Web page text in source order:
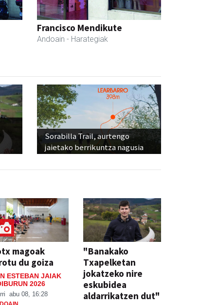
Francisco Mendikute
Andoain - Harategiak
Sorabilla Trail, aurtengo
jaietako berrikuntza nagusia
magoak
du goiza
ESTEBAN JAIAK
2026
abu 08, 16:28
"Banakako
Txapelketan
jokatzeko nire
eskubidea
aldarrikatzen dut"